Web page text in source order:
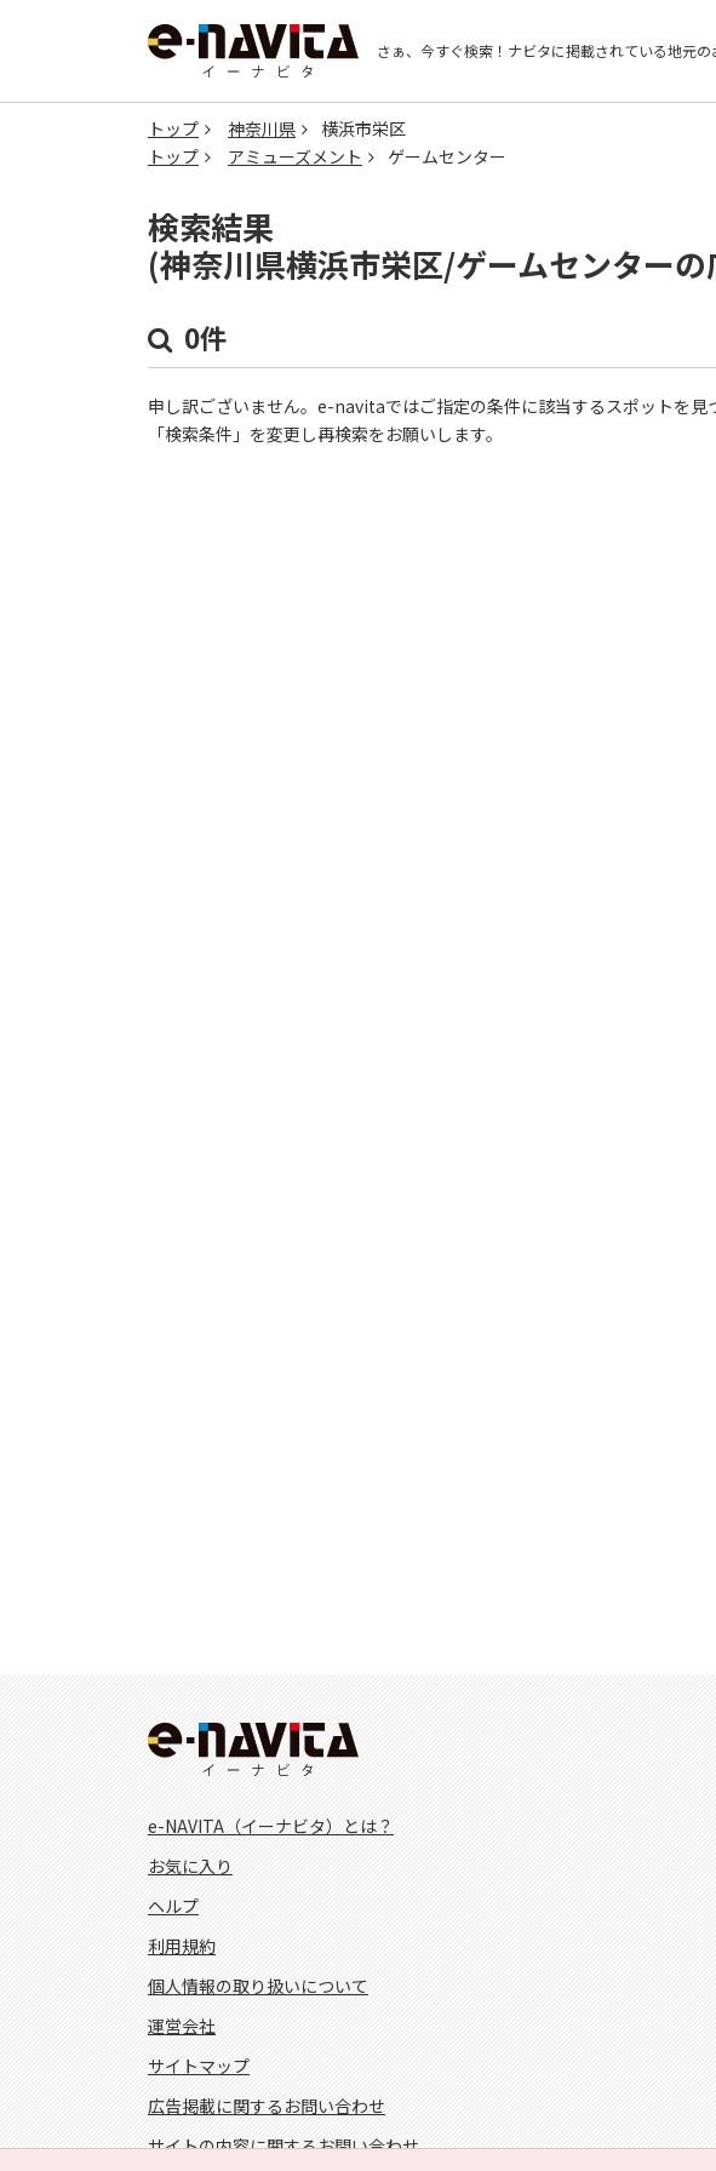
さぁ、今すぐ検索！ ナビタに掲載されている地元の
トップ 神奈川県
横浜市栄区
トップ
アミューズメント ゲームセンター
検索結果
(神奈川県横浜市栄区/ゲームセンターの
0件
申し訳ございません。e-navitaではご指定の条件に該当するスポットを
「検索条件」を変更し再検索をお願いします。
e-NAVITA（イーナビタ）とは？
お気に入り
ヘルプ
利用規約
個人情報の取り扱いについて
運営会社
サイトマップ
広告掲載に関するお問い合わせ
サイトの内容に関するお問い合わせ